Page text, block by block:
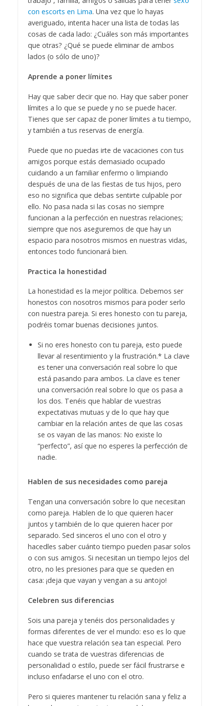
con escorts en Lima. Una vez que lo hayas
averiguado, intenta hacer una lista de todas las
cosas de cada lado: ¿Cuáles son más importantes
que otras? ¿Qué se puede eliminar de ambos
lados (o sólo de uno)?
Aprende a poner límites
Hay que saber decir que no. Hay que saber poner
límites a lo que se puede y no se puede hacer.
Tienes que ser capaz de poner límites a tu tiempo,
y también a tus reservas de energía.
Puede que no puedas irte de vacaciones con tus
amigos porque estás demasiado ocupado
cuidando a un familiar enfermo o limpiando
después de una de las fiestas de tus hijos, pero
eso no significa que debas sentirte culpable por
ello. No pasa nada si las cosas no siempre
funcionan a la perfección en nuestras relaciones;
siempre que nos aseguremos de que hay un
espacio para nosotros mismos en nuestras vidas,
entonces todo funcionará bien.
Practica la honestidad
La honestidad es la mejor política. Debemos ser
honestos con nosotros mismos para poder serlo
con nuestra pareja. Si eres honesto con tu pareja,
podréis tomar buenas decisiones juntos.
Si no eres honesto con tu pareja, esto puede
llevar al resentimiento y la frustración.* La clave
es tener una conversación real sobre lo que
está pasando para ambos. La clave es tener
una conversación real sobre lo que os pasa a
los dos. Tenéis que hablar de vuestras
expectativas mutuas y de lo que hay que
cambiar en la relación antes de que las cosas
se os vayan de las manos: No existe lo
“perfecto”, así que no esperes la perfección de
nadie.
Hablen de sus necesidades como pareja
Tengan una conversación sobre lo que necesitan
como pareja. Hablen de lo que quieren hacer
juntos y también de lo que quieren hacer por
separado. Sed sinceros el uno con el otro y
hacedles saber cuánto tiempo pueden pasar solos
o con sus amigos. Si necesitan un tiempo lejos del
otro, no les presiones para que se queden en
casa: ¡deja que vayan y vengan a su antojo!
Celebren sus diferencias
Sois una pareja y tenéis dos personalidades y
formas diferentes de ver el mundo: eso es lo que
hace que vuestra relación sea tan especial. Pero
cuando se trata de vuestras diferencias de
personalidad o estilo, puede ser fácil frustrarse e
incluso enfadarse el uno con el otro.
Pero si quieres mantener tu relación sana y feliz a